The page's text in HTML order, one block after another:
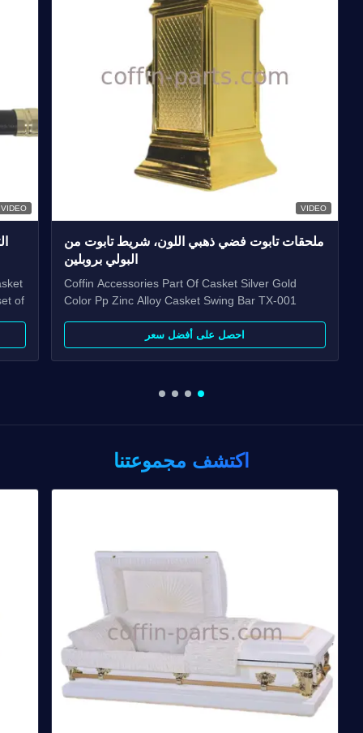
VIDEO
ملحقات تابوت فضي ذهبي اللون، شريط تابوت من
البولي بروبلين
Coffin Accessories Part Of Casket Silver Gold
Color Pp Zinc Alloy Casket Swing Bar TX-001
Plastic(PP,ABS) Color Gold, silver, copper, as your
order Delivery Time 30 days after the order
احصل على أفضل سعر
VIDEO
of
اكتشف مجموعتنا